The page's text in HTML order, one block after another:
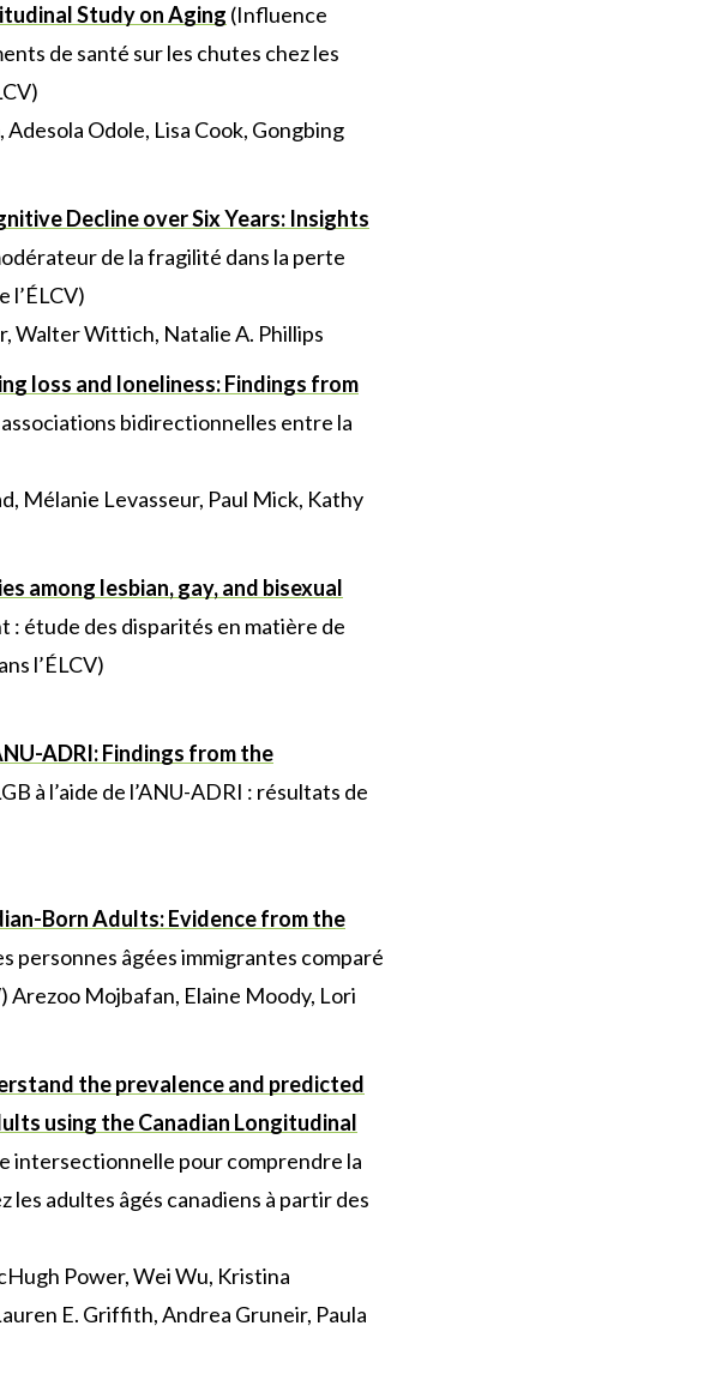
Study on Aging (Influence
de santé sur les chutes chez les
Odole, Lisa Cook, Gongbing
Decline over Six Years: Insights
de la fragilité dans la perte
l’ÉLCV)
Walter Wittich, Natalie A. Phillips
loss and loneliness: Findings from
bidirectionnelles entre la
Mélanie Levasseur, Paul Mick, Kathy
among lesbian, gay, and bisexual
: étude des disparités en matière de
l’ÉLCV)
ADRI: Findings from the
à l’aide de l’ANU-ADRI : résultats de
Born Adults: Evidence from the
personnes âgées immigrantes comparé
Arezoo Mojbafan, Elaine Moody, Lori
the prevalence and predicted
using the Canadian Longitudinal
intersectionnelle pour comprendre la
adultes âgés canadiens à partir des
Power, Wei Wu, Kristina
E. Griffith, Andrea Gruneir, Paula